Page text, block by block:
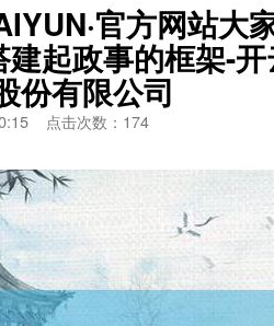
官方网站大
起政事的框架-
份有限公司
点击次数：174